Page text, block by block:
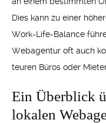
Dies kann zu einer
Work-Life-Balance
Webagentur oft auch
teuren Büros oder
Ein Überblick
lokalen